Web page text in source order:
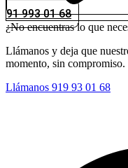
91 993 01 68
¿No encuentras lo que
Llámanos y deja que
momento, sin compromiso.
Llámanos 919 93 01 68